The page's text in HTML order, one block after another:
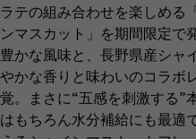
ラテの組み合わせを楽しめる
ンマスカット」を期間限定で
豊かな風味と、長野県産シャ
やかな香りと味わいのコラボ
覚。まさに“五感を刺激する”
はもちろん水分補給にも最適